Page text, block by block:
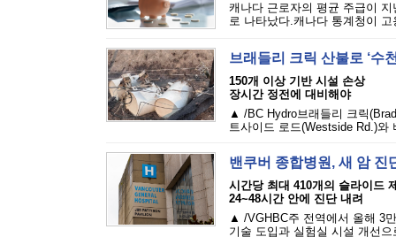
캐나다 근로자의 평균 주급이
로 나타났다.캐나다 통계청이
브래들리 크릭 산불로 ‘수
150개 이상 기반 시설 손상
장시간 정전에 대비해야
▲ /BC Hydro브래들리 크릭
트사이드 로드(Westside Rd.)와
밴쿠버 종합병원, 새 암
시간당 최대 410개의 슬라이드
24~48시간 안에 진단 내려
▲ /VGHBC주 전역에서 올해 3
기술 도입과 실험실 시설 개선